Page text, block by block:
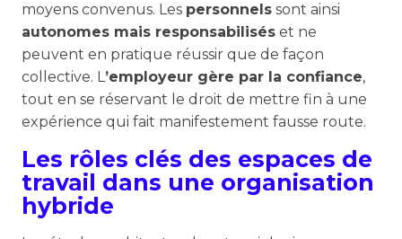
moyens convenus. Les personnels sont ainsi
autonomes mais responsabilisés et ne
peuvent en pratique réussir que de façon
collective. L’employeur gère par la confiance,
tout en se réservant le droit de mettre fin à une
expérience qui fait manifestement fausse route.
Les rôles clés des espaces de
travail dans une organisation
hybride